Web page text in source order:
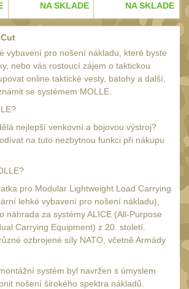
47
svítilny 18
NA SKLADE NA SKLADE
vybavení pro nošení nákladu, které byste
nebo vás rostoucí zájem o taktickou
online taktické vesty, batohy a další,
se systémem MOLLE.
nejlepší venkovní a bojovou výstroj?
na tuto nezbytnou funkci při nákupu
pro Modular Lightweight Load Carrying
lehké vybavení pro nošení nákladu),
náhrada za systémy ALICE (All-Purpose
Carrying Equipment) z 20. století.
ozbrojené síly NATO, včetně Armády
systém byl navržen s úmyslem
nošení širokého spektra nákladů.